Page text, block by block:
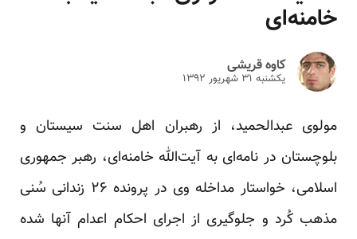
خامنه‌ای
کاوه قریشی
یکشنبه ۳۱ شهريور ۱۳۹۲
مولوی عبدالحمید، از رهبران اهل سنت سیستان و
بلوچستان در نامه‌ای به آیت‌الله خامنه‌ای، رهبر جمهوری
اسلامی، خواستار مداخله وی در پرونده ۲۶ زندانی سُنی
مذهب کُرد و جلوگیری از اجرای احکام اعدام آنها شده